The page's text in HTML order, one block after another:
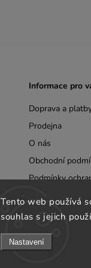
Tento web používá
souhlas s jejich
Nastavení
Informace pro
Doprava a
Prodejna
O nás
Obchodní
Podmínky
Jak ověřujeme
Odebírat
Kontakty